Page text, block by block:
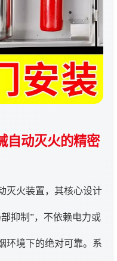
自动灭火的精密
灭火装置，其核心设计
抑制”，不依赖电力或
环境下的绝对可靠。系